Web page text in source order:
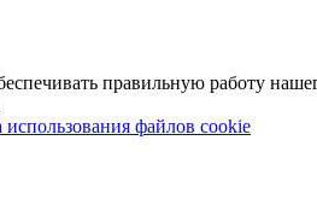
правильную работу
файлов cookie